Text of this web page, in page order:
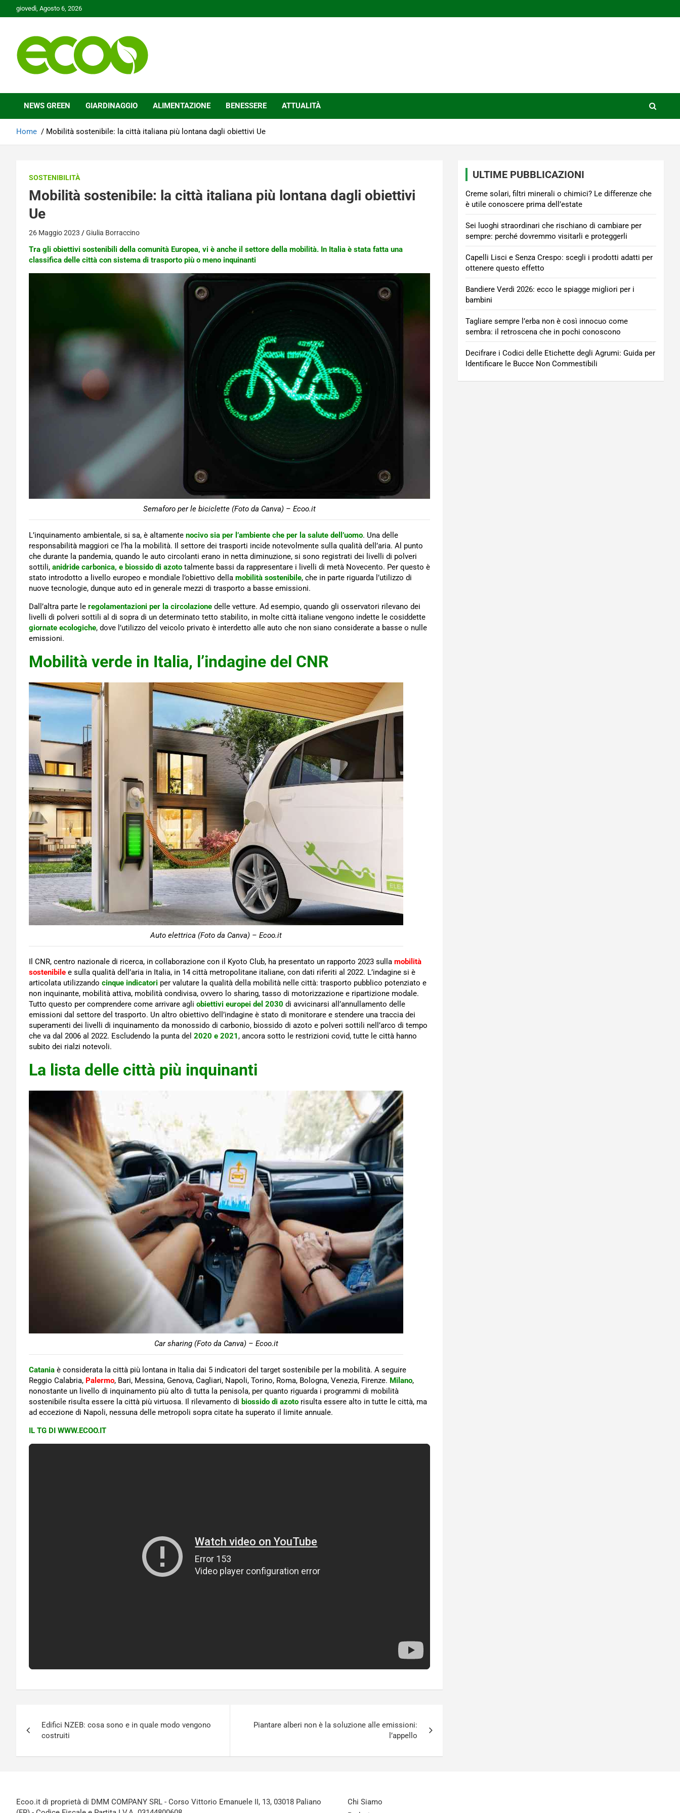
to
giovedì, Agosto 6, 2026
Ecoo.it
NEWS GREEN GIARDINAGGIO ALIMENTAZIONE BENESSERE ATTUALITÀ
Home Mobilità sostenibile: la città italiana più lontana dagli obiettivi Ue
SOSTENIBILITÀ
Mobilità sostenibile: la città italiana più lontana dagli obiettivi
Ue
26 Maggio 2023 Giulia Borraccino
Tra gli obiettivi sostenibili della comunità Europea, vi è anche il settore della mobilità. In Italia è stata fatta una
classifica delle città con sistema di trasporto più o meno inquinanti
Semaforo per le biciclette (Foto da Canva) – Ecoo.it
L’inquinamento ambientale, si sa, è altamente nocivo sia per l’ambiente che per la salute dell’uomo. Una delle
responsabilità maggiori ce l’ha la mobilità. Il settore dei trasporti incide notevolmente sulla qualità dell’aria. Al punto
che durante la pandemia, quando le auto circolanti erano in netta diminuzione, si sono registrati dei livelli di polveri
sottili, anidride carbonica, e biossido di azoto talmente bassi da rappresentare i livelli di metà Novecento. Per questo è
stato introdotto a livello europeo e mondiale l’obiettivo della mobilità sostenibile, che in parte riguarda l’utilizzo di
nuove tecnologie, dunque auto ed in generale mezzi di trasporto a basse emissioni.
Dall’altra parte le regolamentazioni per la circolazione delle vetture. Ad esempio, quando gli osservatori rilevano dei
livelli di polveri sottili al di sopra di un determinato tetto stabilito, in molte città italiane vengono indette le cosiddette
giornate ecologiche, dove l’utilizzo del veicolo privato è interdetto alle auto che non siano considerate a basse o nulle
emissioni.
Mobilità verde in Italia, l’indagine del CNR
Auto elettrica (Foto da Canva) – Ecoo.it
Il CNR, centro nazionale di ricerca, in collaborazione con il Kyoto Club, ha presentato un rapporto 2023 sulla mobilità
sostenibile e sulla qualità dell’aria in Italia, in 14 città metropolitane italiane, con dati riferiti al 2022. L’indagine si è
articolata utilizzando cinque indicatori per valutare la qualità della mobilità nelle città: trasporto pubblico potenziato e
non inquinante, mobilità attiva, mobilità condivisa, ovvero lo sharing, tasso di motorizzazione e ripartizione modale.
Tutto questo per comprendere come arrivare agli obiettivi europei del 2030 di avvicinarsi all’annullamento delle
emissioni dal settore del trasporto. Un altro obiettivo dell’indagine è stato di monitorare e stendere una traccia dei
superamenti dei livelli di inquinamento da monossido di carbonio, biossido di azoto e polveri sottili nell’arco di tempo
che va dal 2006 al 2022. Escludendo la punta del 2020 e 2021, ancora sotto le restrizioni covid, tutte le città hanno
subito dei rialzi notevoli.
La lista delle città più inquinanti
Car sharing (Foto da Canva) – Ecoo.it
Catania è considerata la città più lontana in Italia dai 5 indicatori del target sostenibile per la mobilità. A seguire
Reggio Calabria, Palermo, Bari, Messina, Genova, Cagliari, Napoli, Torino, Roma, Bologna, Venezia, Firenze. Milano,
nonostante un livello di inquinamento più alto di tutta la penisola, per quanto riguarda i programmi di mobilità
sostenibile risulta essere la città più virtuosa. Il rilevamento di biossido di azoto risulta essere alto in tutte le città, ma
ad eccezione di Napoli, nessuna delle metropoli sopra citate ha superato il limite annuale.
IL TG DI WWW.ECOO.IT
articoli
Edifici NZEB: cosa sono e in quale modo vengono
costruiti
Piantare alberi non è la soluzione alle emissioni:
l’appello
ULTIME PUBBLICAZIONI
Creme solari, filtri minerali o chimici? Le differenze che
è utile conoscere prima dell’estate
Sei luoghi straordinari che rischiano di cambiare per
sempre: perché dovremmo visitarli e proteggerli
Capelli Lisci e Senza Crespo: scegli i prodotti adatti per
ottenere questo effetto
Bandiere Verdi 2026: ecco le spiagge migliori per i
bambini
Tagliare sempre l’erba non è così innocuo come
sembra: il retroscena che in pochi conoscono
Decifrare i Codici delle Etichette degli Agrumi: Guida per
Identificare le Bucce Non Commestibili
Ecoo.it di proprietà di DMM COMPANY SRL - Corso Vittorio Emanuele II, 13, 03018 Paliano
Chi Siamo